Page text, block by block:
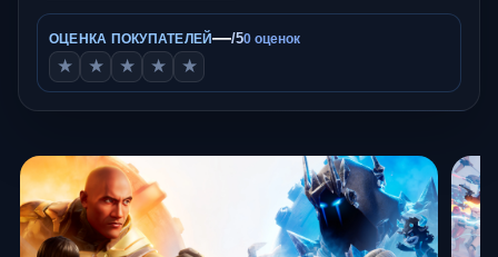
ОЦЕНКА ПОКУПАТЕЛЕЙ—/50 оценок
★ ★ ★ ★ ★